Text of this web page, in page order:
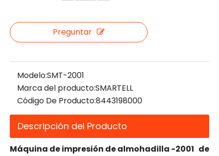
Preguntar
Modelo:SMT-2001
Marca del producto:SMARTELL
Código De Producto:8443198000
Descripción del Producto
Máquina de impresión de almohadilla -2001 de